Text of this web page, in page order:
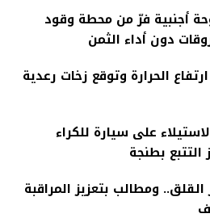
أجنبية فرّ من محطة وقود
دون أداء الثمن
الحرارة وتوقع زخات رعدية
على سيارة للكراء
بطنجة
ومطالب بتعزيز المراقبة